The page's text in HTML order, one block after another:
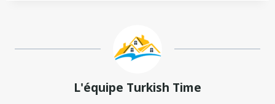
L'équipe Turkish Time